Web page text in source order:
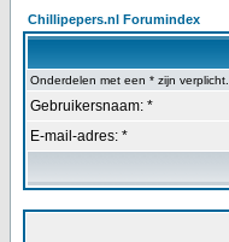
Chillipepers.nl Forumindex
Onderdelen met een * zijn verplicht.
Gebruikersnaam: *
E-mail-adres: *